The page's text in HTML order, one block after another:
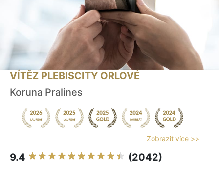
VÍTĚZ PLEBISCITY ORLOVÉ
Koruna Pralines
Zobrazit více >>
9.4 (2042)